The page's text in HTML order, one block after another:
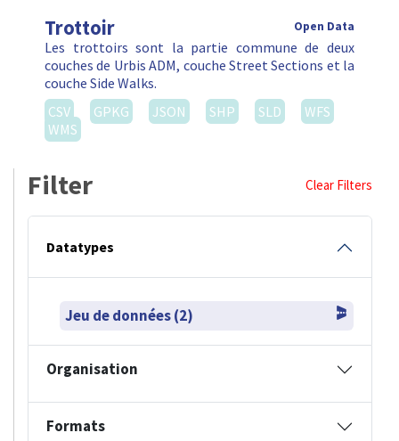
Trottoir Open Data
Les trottoirs sont la partie commune de deux
couches de Urbis ADM, couche Street Sections et la
couche Side Walks.
CSV
GPKG JSON SHP SLD
WFS
WMS
Filter Clear Filters
Datatypes
Jeu de données (2)
Organisation
Formats